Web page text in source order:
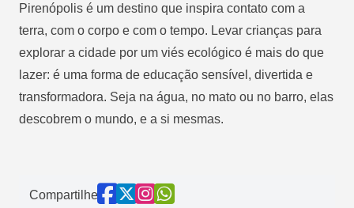
Pirenópolis é um destino que inspira contato com a
terra, com o corpo e com o tempo. Levar crianças para
explorar a cidade por um viés ecológico é mais do que
lazer: é uma forma de educação sensível, divertida e
transformadora. Seja na água, no mato ou no barro, elas
descobrem o mundo, e a si mesmas.
Compartilhe